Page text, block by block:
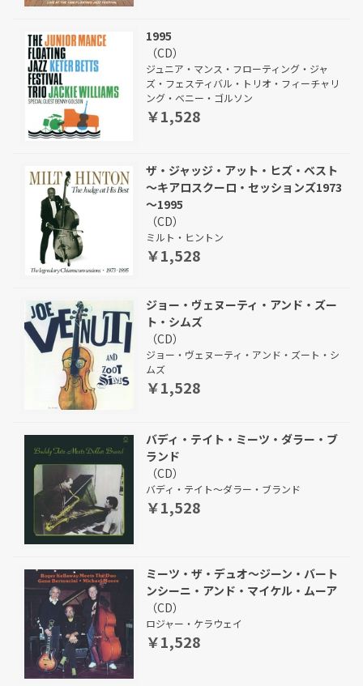
1995
（CD）
ジュニア・マンス・フローティング・ジャ
ズ・フェスティバル・トリオ・フィーチャリ
ング・ベニー・ゴルソン
￥1,528
ザ・ジャッジ・アット・ヒズ・ベスト
～キアロスクーロ・セッションズ1973
～1995
（CD）
ミルト・ヒントン
￥1,528
ジョー・ヴェヌーティ・アンド・ズー
ト・シムズ
（CD）
ジョー・ヴェヌーティ・アンド・ズート・シ
ムズ
￥1,528
バディ・テイト・ミーツ・ダラー・ブ
ランド
（CD）
バディ・テイト～ダラー・ブランド
￥1,528
ミーツ・ザ・デュオ～ジーン・バート
ンシーニ・アンド・マイケル・ムーア
（CD）
ロジャー・ケラウェイ
￥1,528